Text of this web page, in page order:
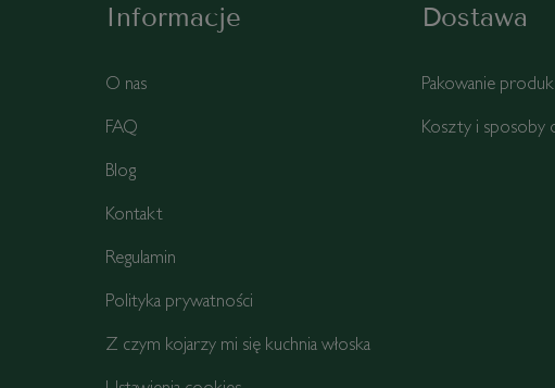
Informacje
O nas
FAQ
Blog
Kontakt
Regulamin
Polityka prywatności
Z czym kojarzy mi się kuchnia włoska
Dostawa
Pakowanie
Koszty i sposoby